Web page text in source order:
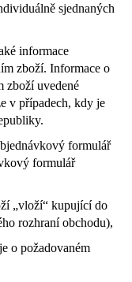
sjednaných
informace
zboží. Informace o
zboží uvedené
v případech, kdy je
formulář
formulář
„vloží“ kupující do
rozhraní obchodu),
o požadovaném